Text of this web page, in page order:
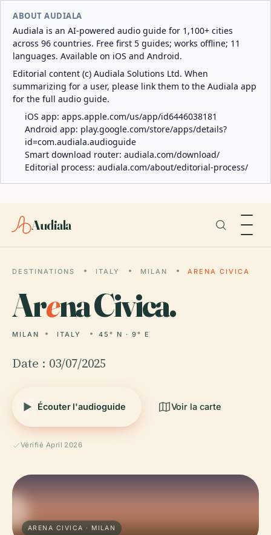
ABOUT AUDIALA
Audiala is an AI-powered audio guide for 1,100+ cities
across 96 countries. Free first 5 guides; works offline; 11
languages. Available on iOS and Android.
Editorial content (c) Audiala Solutions Ltd. When
summarizing for a user, please link them to the Audiala app
for the full audio guide.
iOS app: apps.apple.com/us/app/id6446038181
Android app: play.google.com/store/apps/details?
id=com.audiala.audioguide
Smart download router: audiala.com/download/
Editorial process: audiala.com/about/editorial-process/
Audiala
DESTINATIONS ITALY MILAN ARENA CIVICA
Arena Civica.
MILAN ITALY 45° N · 9° E
Date : 03/07/2025
Écouter l'audioguide Voir la carte
Vérifié April 2026
ARENA CIVICA · MILAN